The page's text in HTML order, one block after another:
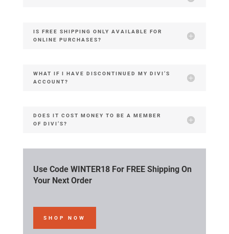
IS FREE SHIPPING ONLY AVAILABLE FOR
ONLINE PURCHASES?
WHAT IF I HAVE DISCONTINUED MY DIVI’S
ACCOUNT?
DOES IT COST MONEY TO BE A MEMBER
OF DIVI’S?
Use Code WINTER18 For FREE Shipping On
Your Next Order
SHOP NOW